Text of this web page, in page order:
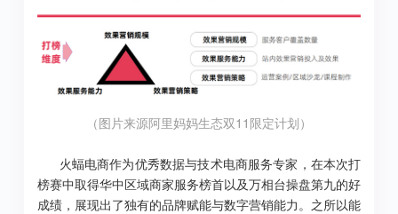
（图片来源阿里妈妈生态双11限定计划）
火蝠电商作为优秀数据与技术电商服务专家，在本次打
榜赛中取得华中区域商家服务榜首以及万相台操盘第九的好
成绩，展现出了独有的品牌赋能与数字营销能力。之所以能